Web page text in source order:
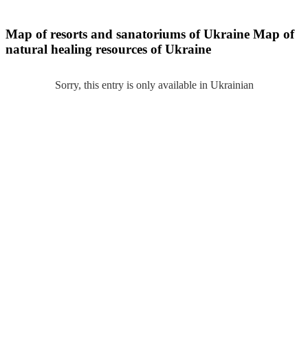
Map of resorts and sanatoriums of Ukraine Map of
natural healing resources of Ukraine
Sorry, this entry is only available in Ukrainian